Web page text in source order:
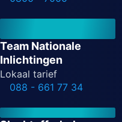
Team Nationale
Inlichtingen
Lokaal tarief
088 - 661 77 34